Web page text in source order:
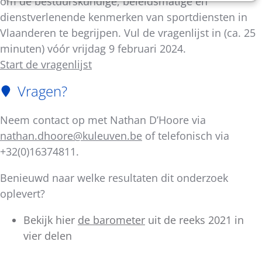
dienstverlenende kenmerken van sportdiensten in
Vlaanderen te begrijpen. Vul de vragenlijst in (ca. 25
minuten) vóór vrijdag 9 februari 2024.
Start de vragenlijst
Vragen?
Neem contact op met Nathan D’Hoore via
nathan.dhoore@kuleuven.be of telefonisch via
+32(0)16374811.
Benieuwd naar welke resultaten dit onderzoek
oplevert?
Bekijk hier de barometer uit de reeks 2021 in
vier delen